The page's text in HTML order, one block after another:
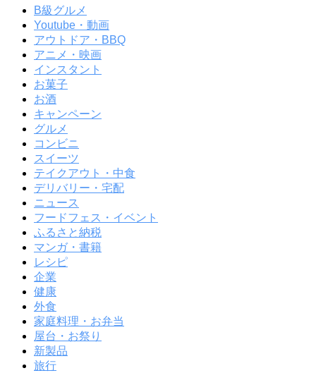
B級グルメ
Youtube・動画
アウトドア・BBQ
アニメ・映画
インスタント
お菓子
お酒
キャンペーン
グルメ
コンビニ
スイーツ
テイクアウト・中食
デリバリー・宅配
ニュース
フードフェス・イベント
ふるさと納税
マンガ・書籍
レシピ
企業
健康
外食
家庭料理・お弁当
屋台・お祭り
新製品
旅行